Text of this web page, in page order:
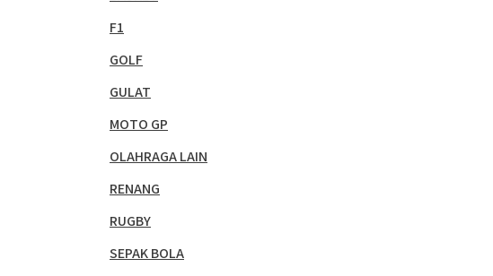
F1
GOLF
GULAT
MOTO GP
OLAHRAGA LAIN
RENANG
RUGBY
SEPAK BOLA